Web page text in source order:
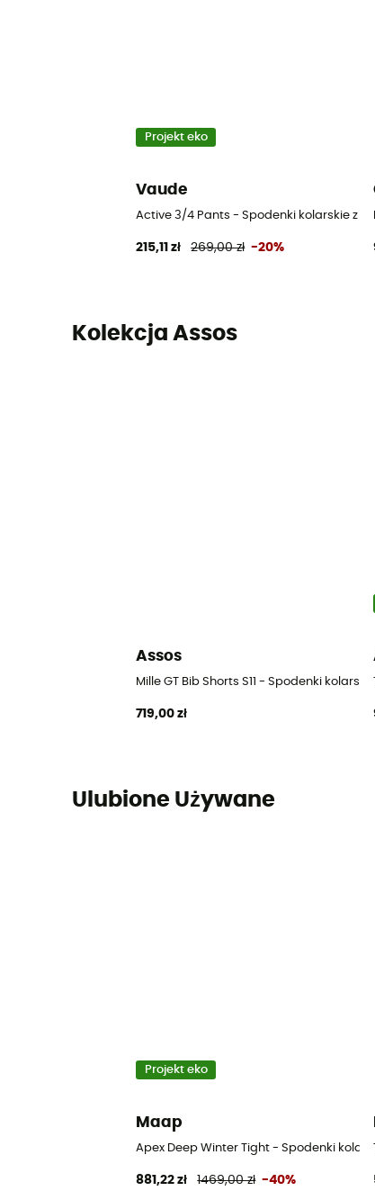
Projekt eko
Vaude
Active 3/4 Pants - Spodenki kolarskie z
215,11 zł 269,00 zł -20%
Kolekcja Assos
Assos
Mille GT Bib Shorts S11 - Spodenki
719,00 zł
Ulubione Używane
Projekt eko
Maap
Apex Deep Winter Tight - Spodenki
881,22 zł 1469,00 zł -40%